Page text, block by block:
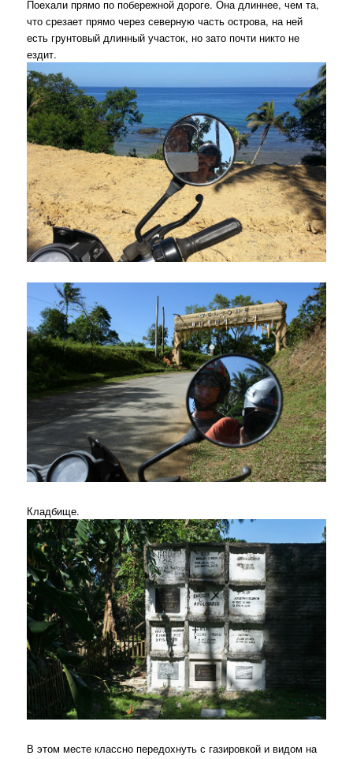
Поехали прямо по побережной дороге. Она длиннее, чем та,
что срезает прямо через северную часть острова, на ней
есть грунтовый длинный участок, но зато почти никто не
ездит.
Кладбище.
В этом месте классно передохнуть с газировкой и видом на